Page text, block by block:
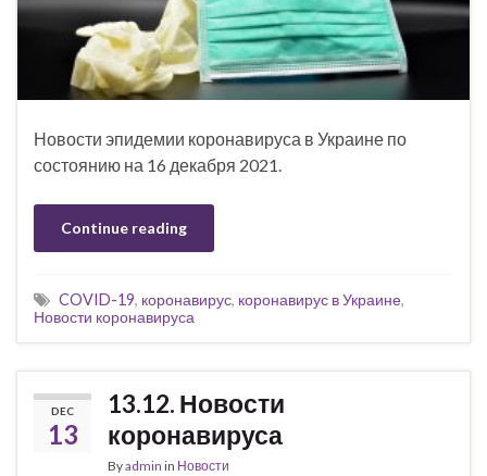
Новости эпидемии коронавируса в Украине по
состоянию на 16 декабря 2021.
Continue reading
COVID-19, коронавирус, коронавирус в Украине,
Новости коронавируса
DEC
13
13.12. Новости
коронавируса
Byadmin in Новости